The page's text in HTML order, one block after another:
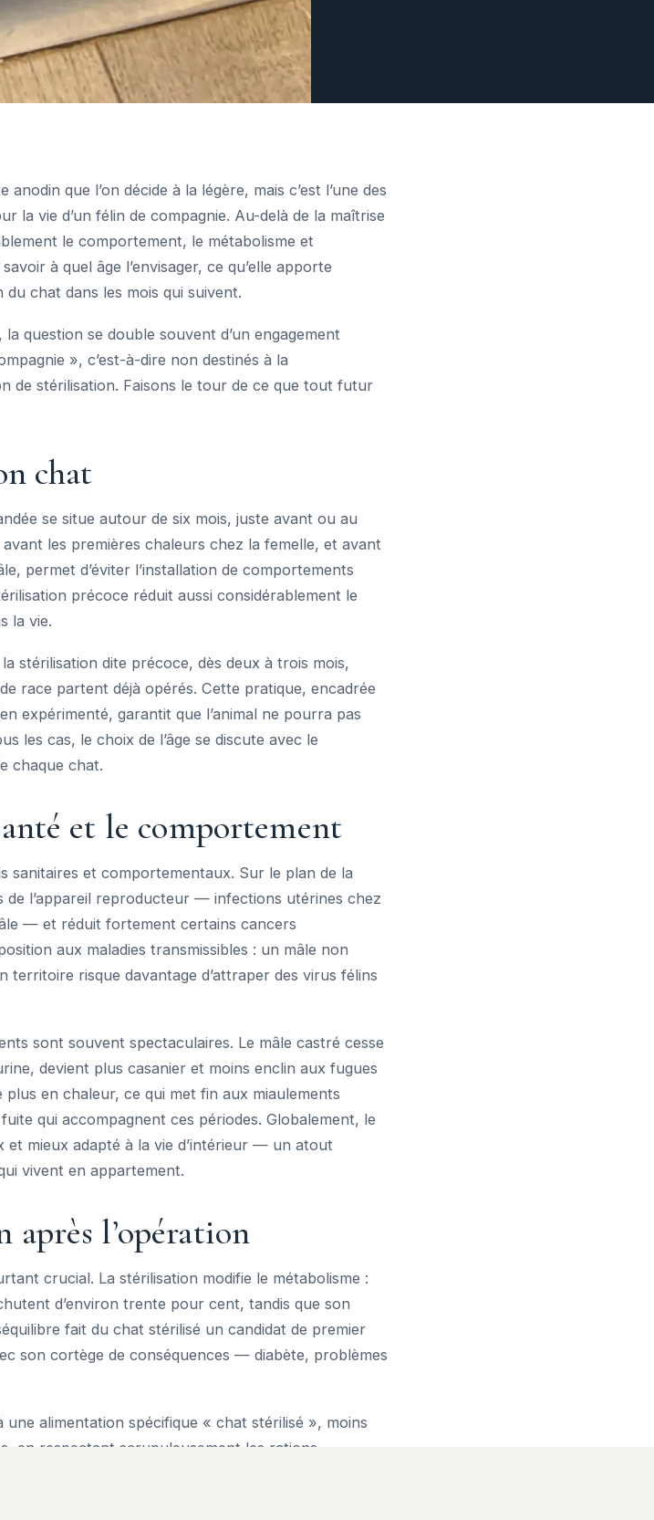
que l’on décide à la légère, mais c’est l’une des
la vie d’un félin de compagnie. Au-delà de la maîtrise
le comportement, le métabolisme et
à quel âge l’envisager, ce qu’elle apporte
chat dans les mois qui suivent.
question se double souvent d’un engagement
», c’est-à-dire non destinés à la
de stérilisation. Faisons le tour de ce que tout futur
chat
se situe autour de six mois, juste avant ou au
les premières chaleurs chez la femelle, et avant
permet d’éviter l’installation de comportements
précoce réduit aussi considérablement le
la vie.
stérilisation dite précoce, dès deux à trois mois,
race partent déjà opérés. Cette pratique, encadrée
expérimenté, garantit que l’animal ne pourra pas
les cas, le choix de l’âge se discute avec le
chaque chat.
et le comportement
sanitaires et comportementaux. Sur le plan de la
de l’appareil reproducteur — infections utérines chez
— et réduit fortement certains cancers
aux maladies transmissibles : un mâle non
risque davantage d’attraper des virus félins
sont souvent spectaculaires. Le mâle castré cesse
devient plus casanier et moins enclin aux fugues
en chaleur, ce qui met fin aux miaulements
qui accompagnent ces périodes. Globalement, le
mieux adapté à la vie d’intérieur — un atout
vivent en appartement.
l’opération
crucial. La stérilisation modifie le métabolisme :
d’environ trente pour cent, tandis que son
fait du chat stérilisé un candidat de premier
son cortège de conséquences — diabète, problèmes
une alimentation spécifique « chat stérilisé », moins
en respectant scrupuleusement les rations